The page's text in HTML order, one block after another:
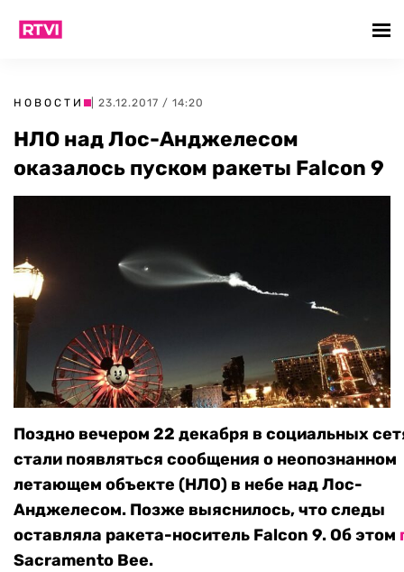
НОВОСТИ | 23.12.2017 / 14:20
НЛО над Лос-Анджелесом
оказалось пуском ракеты Falcon 9
Поздно вечером 22 декабря в социальных
стали появляться сообщения о неопознанном
летающем объекте (НЛО) в небе над Лос-
Анджелесом. Позже выяснилось, что следы
оставляла ракета-носитель Falcon 9. Об этом
Sacramento Bee.